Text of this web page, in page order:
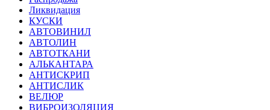
Ликвидация
КУСКИ
АВТОВИНИЛ
АВТОЛИН
АВТОТКАНИ
АЛЬКАНТАРА
АНТИСКРИП
АНТИСЛИК
ВЕЛЮР
ВИБРОИЗОЛЯЦИЯ